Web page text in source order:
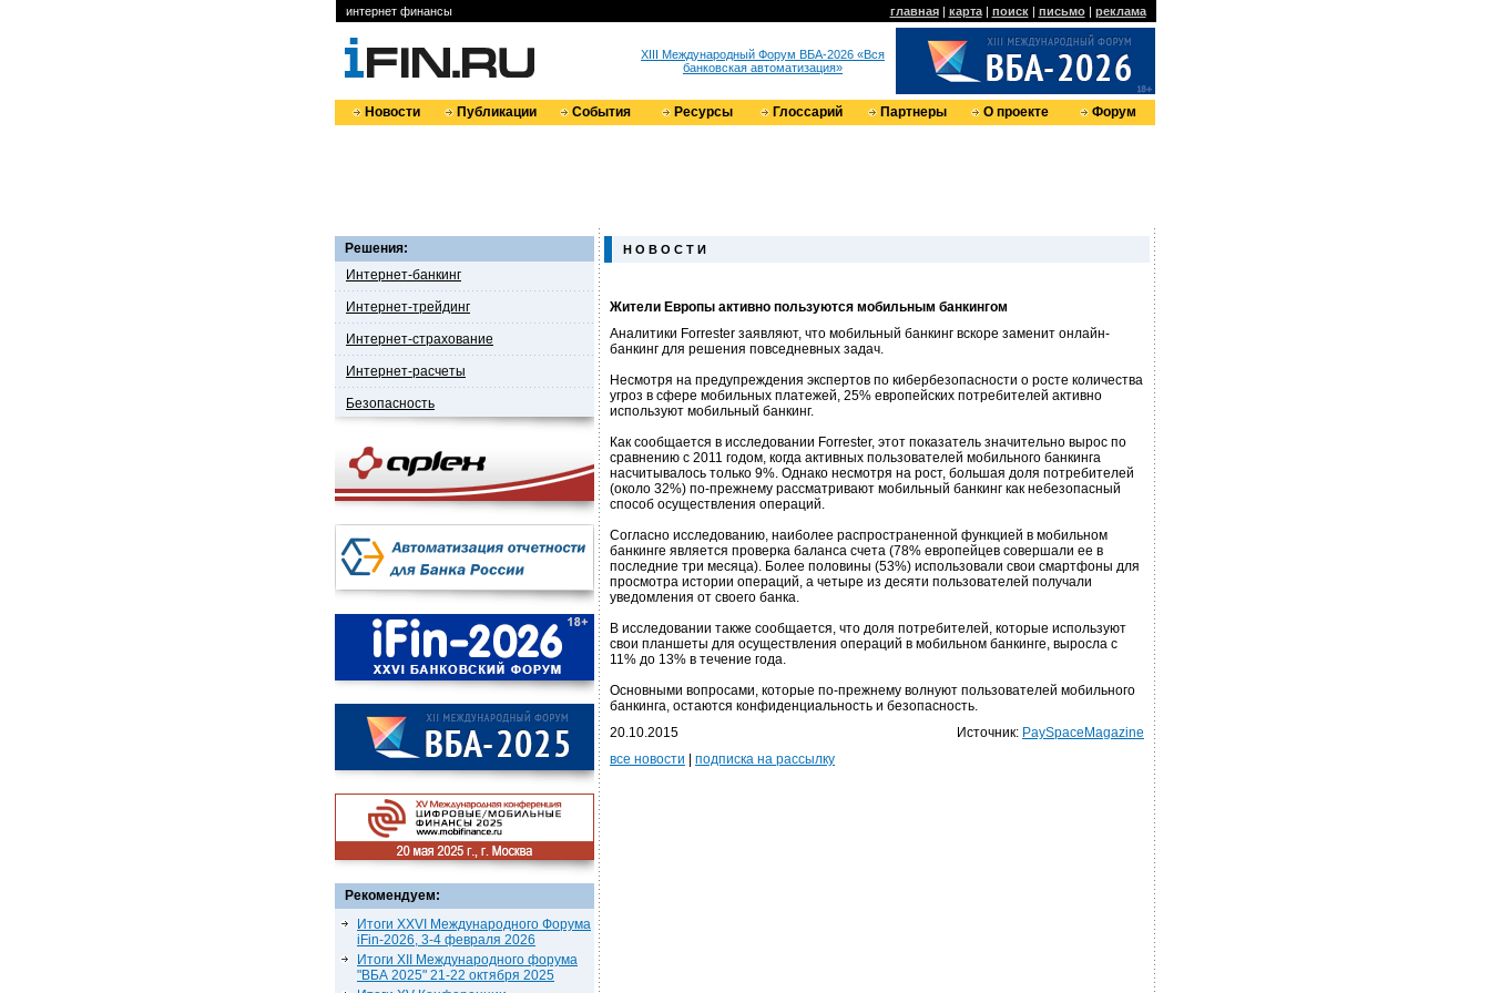
интернет финансы главная| карта| поиск| письмо| реклама
XIII Международный Форум ВБА-2026 «Вся
банковская автоматизация»
Новости Публикации События Ресурсы Глоссарий Партнеры О проекте Форум
Решения:
Интернет-банкинг
Интернет-трейдинг
Интернет-страхование
Интернет-расчеты
Безопасность
Рекомендуем:
Итоги XXVI Международного Форума
iFin-2026, 3-4 февраля 2026
Итоги XII Международного форума
"ВБА 2025" 21-22 октября 2025
Н О В О С Т И
Жители Европы активно пользуются мобильным банкингом
Аналитики Forrester заявляют, что мобильный банкинг вскоре заменит онлайн-
банкинг для решения повседневных задач.
Несмотря на предупреждения экспертов по кибербезопасности о росте количества
угроз в сфере мобильных платежей, 25% европейских потребителей активно
используют мобильный банкинг.
Как сообщается в исследовании Forrester, этот показатель значительно вырос по
сравнению с 2011 годом, когда активных пользователей мобильного банкинга
насчитывалось только 9%. Однако несмотря на рост, большая доля потребителей
(около 32%) по-прежнему рассматривают мобильный банкинг как небезопасный
способ осуществления операций.
Согласно исследованию, наиболее распространенной функцией в мобильном
банкинге является проверка баланса счета (78% европейцев совершали ее в
последние три месяца). Более половины (53%) использовали свои смартфоны для
просмотра истории операций, а четыре из десяти пользователей получали
уведомления от своего банка.
В исследовании также сообщается, что доля потребителей, которые используют
свои планшеты для осуществления операций в мобильном банкинге, выросла с
11% до 13% в течение года.
Основными вопросами, которые по-прежнему волнуют пользователей мобильного
банкинга, остаются конфиденциальность и безопасность.
20.10.2015
Источник: PaySpaceMagazine
все новости
подписка на рассылку